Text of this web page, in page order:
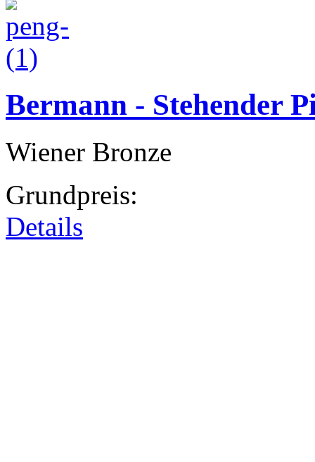
Bermann - Stehender
Wiener Bronze
Grundpreis:
Details